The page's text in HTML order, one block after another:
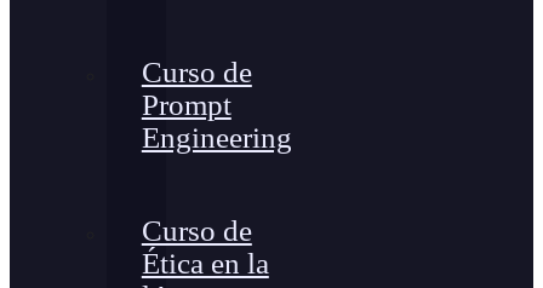
Curso de
Prompt
Engineering
Curso de
Ética en la